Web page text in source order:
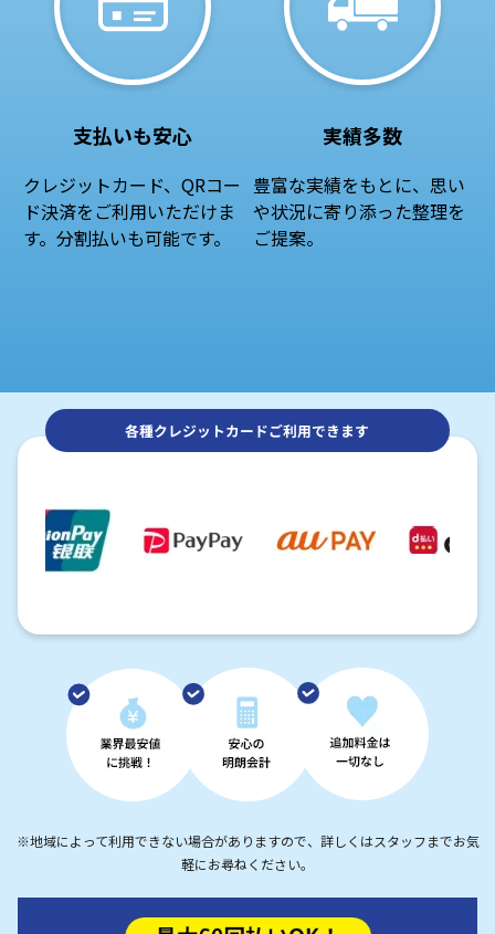
支払いも安心
クレジットカード、QRコー
ド決済をご利用いただけま
す。分割払いも可能です。
実績多数
豊富な実績をもとに、思い
や状況に寄り添った整理を
ご提案。
各種クレジットカードご利用できます
※地域によって利用できない場合がありますので、詳しくはスタッフまでお気
軽にお尋ねください。